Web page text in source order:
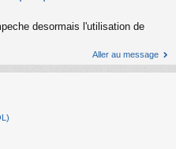
desormais l'utilisation de
Aller au message